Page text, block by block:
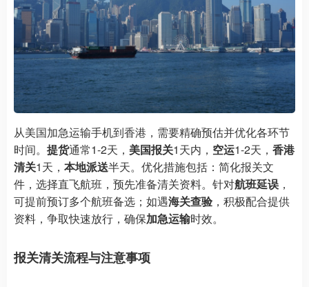
从美国加急运输手机到香港，需要精确预估并优化各环节
时间。 提货通常1-2天， 美国报关1天内， 空运1-2天， 香港
清关1天， 本地派送半天。优化措施包括：简化报关文
件，选择直飞航班，预先准备清关资料。针对航班延误 ，
可提前预订多个航班备选；如遇海关查验 ，积极配合提供
资料，争取快速放行，确保加急运输时效。
报关清关流程与注意事项